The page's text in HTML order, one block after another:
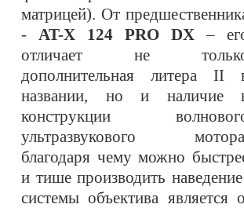
матрицей). От
- AT-X 124 PRO DX –
отличает не
дополнительная литера II
названии, но и наличие
конструкции
ультразвукового
благодаря чему можно
и тише производить
системы объектива является